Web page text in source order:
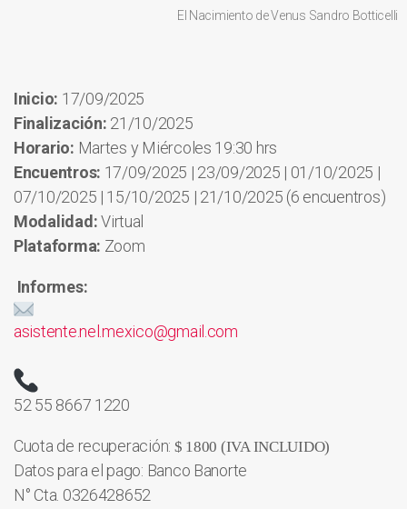
El Nacimiento de Venus Sandro Botticelli
Inicio: 17/09/2025
Finalización: 21/10/2025
Horario: Martes y Miércoles 19:30 hrs
Encuentros: 17/09/2025 | 23/09/2025 | 01/10/2025 |
07/10/2025 | 15/10/2025 | 21/10/2025 (6 encuentros)
Modalidad:Virtual
Plataforma: Zoom
Informes:
asistente.nel.mexico@gmail.com
52 55 8667 1220
Cuota de recuperación: $ 1800 (IVA INCLUIDO)
Datos para el pago: Banco Banorte
N° Cta. 0326428652